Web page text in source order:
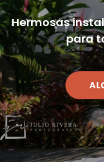
Hermosas
para